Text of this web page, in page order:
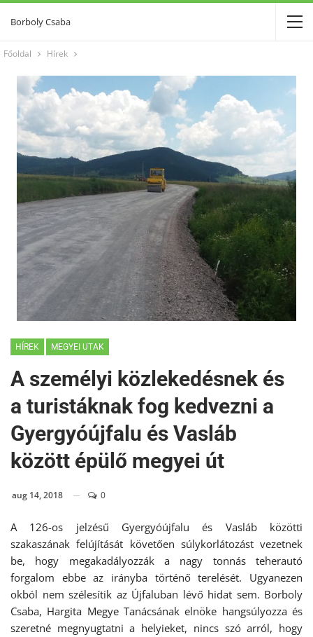
Borboly Csaba
Főoldal Hírek
HÍREK MEGYEI UTAK
A személyi közlekedésnek és
a turistáknak fog kedvezni a
Gyergyóújfalu és Vasláb
között épülő megyei út
aug 14, 2018 0
A 126-os jelzésű Gyergyóújfalu és Vasláb közötti
szakaszának felújítását követően súlykorlátozást vezetnek
be, hogy megakadályozzák a nagy tonnás teherautó
forgalom ebbe az irányba történő terelését. Ugyanezen
okból nem szélesítik az Újfaluban lévő hidat sem. Borboly
Csaba, Hargita Megye Tanácsának elnöke hangsúlyozza és
szeretné megnyugtatni a helyieket, nincs szó arról, hogy